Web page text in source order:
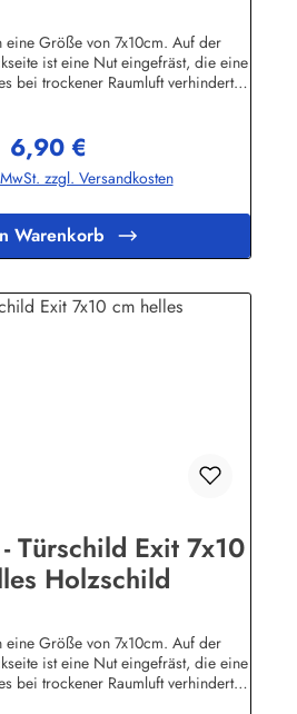
Größe von 7x10cm. Auf der
ist eine Nut eingefräst, die eine
bei trockener Raumluft verhindert.
lackiert und geschliffen, dann
mit Siebdruck beschriftet und mit
Das Holz ist abgelagert, es
entwurzelten Bäumen.
in der Maserung sind
Bini Inh.
Regulärer Preis:
6,90 €
zzgl. Versandkosten
Warenkorb
Türschild Exit 7x10
Holzschild
Größe von 7x10cm. Auf der
ist eine Nut eingefräst, die eine
bei trockener Raumluft verhindert.